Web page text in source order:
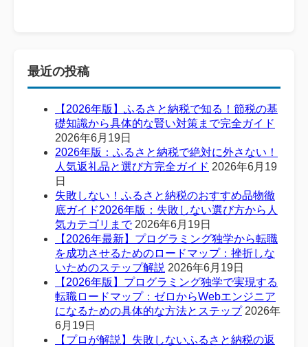
最近の投稿
【2026年版】ふるさと納税で知る！節税の基
礎知識から具体的な賢い対策まで完全ガイド
2026年6月19日
2026年版：ふるさと納税で絶対に外さない！
人気返礼品と選び方完全ガイド 2026年6月19
日
失敗しない！ふるさと納税のおすすめ品物徹
底ガイド2026年版：失敗しない選び方から人
気カテゴリまで 2026年6月19日
【2026年最新】プログラミング独学から転職
を成功させるためのロードマップ：挫折しな
いためのステップ解説 2026年6月19日
【2026年版】プログラミング独学で実現する
転職ロードマップ：ゼロからWebエンジニア
になるための具体的な方法とステップ 2026年
6月19日
【プロが解説】失敗しないふるさと納税の返